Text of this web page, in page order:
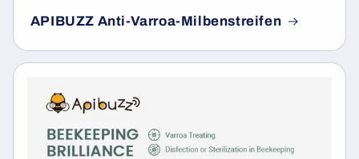
APIBUZZ Anti-Varroa-Milbenstreifen